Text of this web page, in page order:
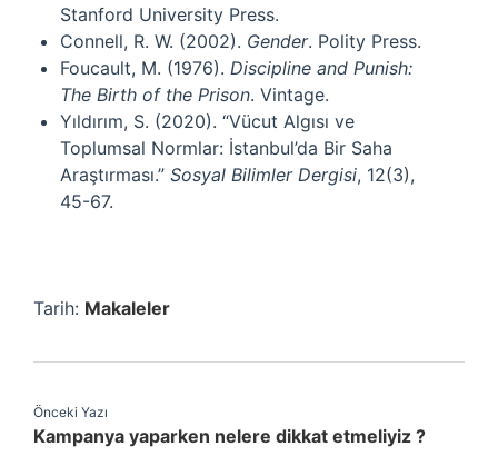
Stanford University Press.
Connell, R. W. (2002). Gender. Polity Press.
Foucault, M. (1976). Discipline and Punish:
The Birth of the Prison. Vintage.
Yıldırım, S. (2020). “Vücut Algısı ve
Toplumsal Normlar: İstanbul’da Bir Saha
Araştırması.” Sosyal Bilimler Dergisi, 12(3),
45-67.
Tarih: Makaleler
Önceki Yazı
Kampanya yaparken nelere dikkat etmeliyiz ?